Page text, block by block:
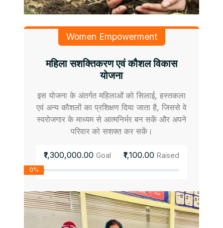
Women Empowerment
महिला सशक्तिकरण एवं कौशल विकास
योजना
इस योजना के अंतर्गत महिलाओं को सिलाई, हस्तकला
एवं अन्य कौशलों का प्रशिक्षण दिया जाता है, जिससे वे
स्वरोजगार के माध्यम से आत्मनिर्भर बन सकें और अपने
परिवार को सशक्त कर सकें।
₹1,300,000.00 Goal ₹1,100.00 Raised
0%